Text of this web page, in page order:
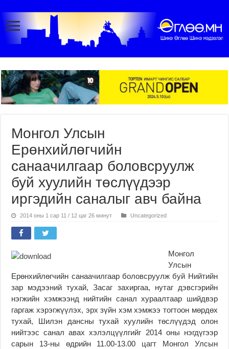
Монгол Улсын
Ерөнхийлөгчийн
санаачилгаар боловсруулж
буй хуулийн төслүүдээр
иргэдийн саналыг авч байна
2014 оны 1 сар 11 / 12 цаг 26 минут Uncategorized
Монгол
Улсын
Ерөнхийлөгчийн санаачилгаар боловсруулж буй Нийтийн
зар мэдээний тухай, Засаг захиргаа, нутаг дэвсгэрийн
нэгжийн хэмжээнд нийтийн санал хураалтаар шийдвэр
гаргаж хэрэгжүүлэх, эрх зүйн хэм хэмжээ тогтоон мөрдөх
тухай, Шилэн дансны тухай хуулийн төслүүдэд олон
нийтээс санал авах хэлэлцүүлгийг 2014 оны нэгдүгээр
сарын 13-ны өдрийн 11.00-13.00 цагт Монгол Улсын